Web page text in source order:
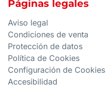
Páginas legales
Aviso legal
Condiciones de venta
Protección de datos
Política de Cookies
Configuración de Cookies
Accesibilidad